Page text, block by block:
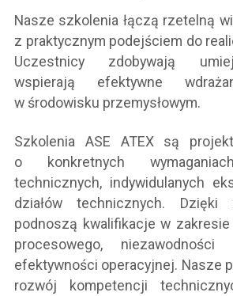
Nasze szkolenia łączą rzetelną
z praktycznym podejściem do
Uczestnicy zdobywają
wspierają efektywne
w środowisku przemysłowym.
Szkolenia ASE ATEX są
o konkretnych
technicznych, indywidulanych
działów technicznych.
podnoszą kwalifikacje w
procesowego,
efektywności operacyjnej. Nasze
rozwój kompetencji